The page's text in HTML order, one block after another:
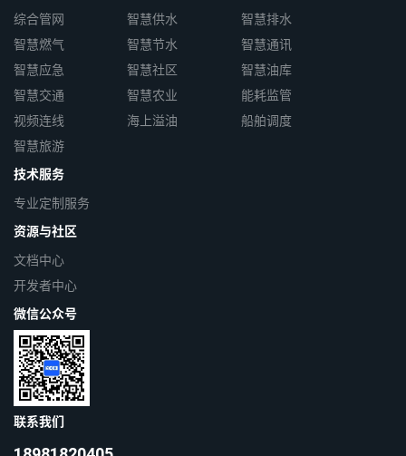
综合管网
智慧供水
智慧排水
智慧燃气
智慧节水
智慧通讯
智慧应急
智慧社区
智慧油库
智慧交通
智慧农业
能耗监管
视频连线
海上溢油
船舶调度
智慧旅游
技术服务
专业定制服务
资源与社区
文档中心
开发者中心
微信公众号
联系我们